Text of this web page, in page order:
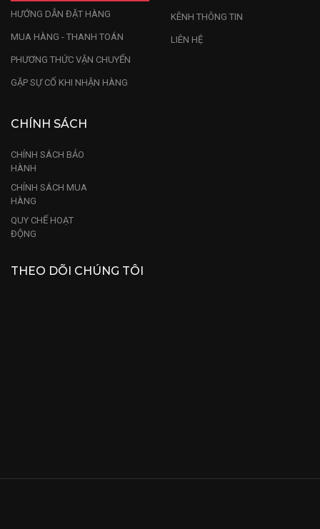
HƯỚNG DẪN ĐẶT HÀNG
MUA HÀNG - THANH TOÁN
PHƯƠNG THỨC VẬN CHUYỂN
GẶP SỰ CỐ KHI NHẬN HÀNG
KÊNH THÔNG TIN
LIÊN HỆ
CHÍNH SÁCH
CHÍNH SÁCH BẢO
HÀNH
CHÍNH SÁCH MUA
HÀNG
QUY CHẾ HOẠT
ĐỘNG
THEO DÕI CHÚNG TÔI